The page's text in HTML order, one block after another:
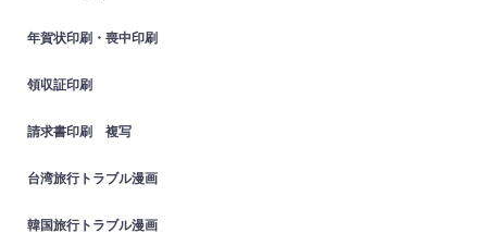
年賀状印刷・喪中印刷
領収証印刷
請求書印刷 複写
台湾旅行トラブル漫画
韓国旅行トラブル漫画